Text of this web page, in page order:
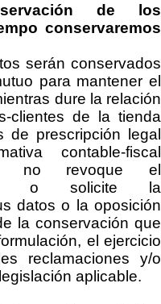
de los
conservaremos
serán conservados
para mantener el
dure la relación
clientes de la tienda
de prescripción legal
contable-fiscal
no revoque el
o solicite la
datos o la oposición
la conservación que
el ejercicio
reclamaciones y/o
aplicable.